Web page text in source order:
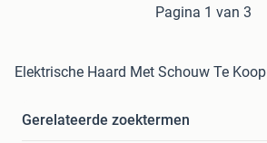
Pagina 1 van 3
Elektrische Haard Met Schouw Te Koop
Gerelateerde zoektermen